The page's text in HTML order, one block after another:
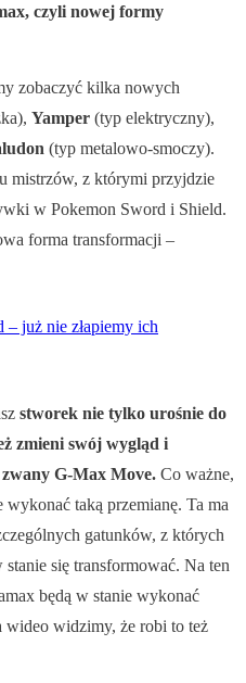
czyli nowej formy
zobaczyć kilka nowych
Yamper (typ elektryczny),
(typ metalowo-smoczy).
mistrzów, z którymi przyjdzie
w Pokemon Sword i Shield.
forma transformacji –
już nie złapiemy ich
stworek nie tylko urośnie do
zmieni swój wygląd i
G-Max Move. Co ważne,
taką przemianę. Ta ma
gatunków, z których
się transformować. Na ten
będą w stanie wykonać
widzimy, że robi to też